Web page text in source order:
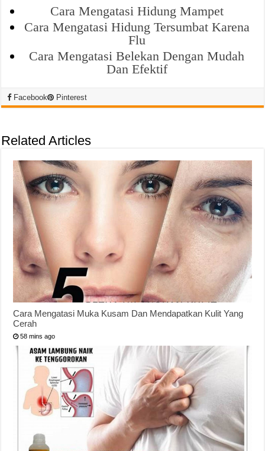
Cara Mengatasi Hidung Mampet
Cara Mengatasi Hidung Tersumbat Karena
Flu
Cara Mengatasi Belekan Dengan Mudah
Dan Efektif
Facebook Pinterest
Related Articles
Cara Mengatasi Muka Kusam Dan Mendapatkan Kulit Yang
Cerah
58 mins ago